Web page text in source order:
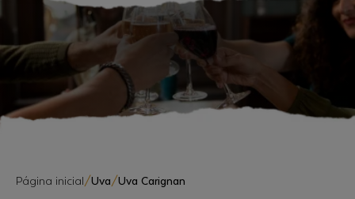
Página inicial/Uva/Uva Carignan